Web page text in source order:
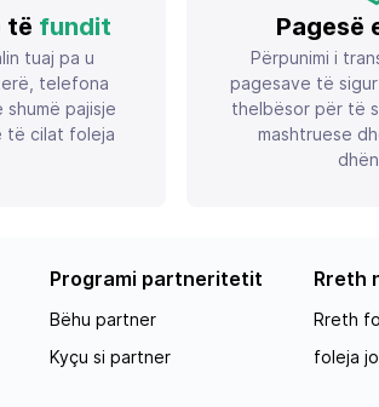
të fundit
tuaj pa u
telefona
shumë pajisje
të cilat foleja
Pagesë
Përpunimi i
pagesave të
thelbësor për të
mashtruese
Programi partneritetit
Bëhu partner
Kyçu si partner
Rreth
Rreth
foleja